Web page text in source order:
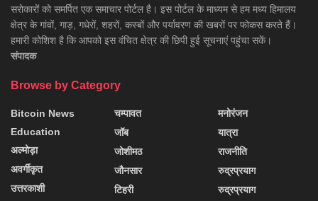
सरोकारों को समर्पित एक समाचार पोर्टल है। इस पोर्टल के माध्यम से हम मध्य हिमालय
क्षेत्र के गांवों, गाड़, गधेरों, शहरों, कस्बों और पर्यावरण की खबरों पर फोकस करते हैं।
हमारी कोशिश है कि आपको इस वंचित क्षेत्र की छिपी हुई सूचनाएं पहुंचा सकें।
संपादक
Browse by Category
Bitcoin News
Education
अल्मोड़ा
अवर्गीकृत
उत्तरकाशी
चम्पावत
जॉब
जोशीमठ
जौनसार
टिहरी
मनोरंजन
यात्रा
राजनीति
रुद्रप्रयाग
रुद्रप्रयाग